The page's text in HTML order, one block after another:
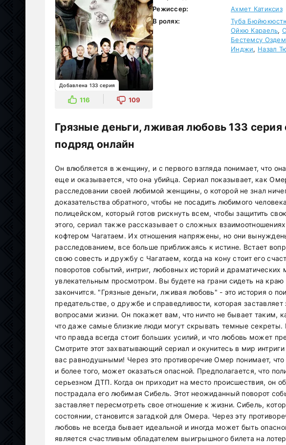
Добавлена 133 серия
116 109
Режиссер:
Ахмет Катиксиз
В ролях:
Туба
Ойкю Караель,
Бестемсу
Инджи, Назал
Грязные деньги, лживая любовь 133 серия
подряд онлайн
Он влюбляется в женщину, и с первого взгляда понимает, что
еще и оказывается, что она убийца. Сериал показывает, как
расследовании своей любимой женщины, о которой не знал
доказательства обратного, чтобы не посадить любимого
полицейском, который готов рискнуть всем, чтобы защитить
этого, сериал также рассказывает о сложных
кофтером Чагатаем. Их отношения напряжены, но они
расследованием, все больше приближаясь к истине. Встает
свою совесть и дружбу с Чагатаем, когда на кону стоит его
поворотов событий, интриг, любовных историй и драматических
увлекательным просмотром. Вы будете на грани сидеть на
закончится. "Грязные деньги, лживая любовь" - это история о
предательстве, о дружбе и справедливости, которая
вопросами жизни. Он покажет вам, что ничто не бывает таким,
что даже самые близкие люди могут скрывать темные секреты.
что правда всегда стоит больших усилий, и что любовь может
Смотрите этот захватывающий сериал и окунитесь в мир
вас равнодушными! Через это противоречие Омер понимает,
и более того, может оказаться опасной. Предполагается, что
серьезном ДТП. Когда он приходит на место происшествия, он
пострадала его любимая Сибель. Этот неожиданный поворот
заставляет пересмотреть свое отношение к жизни. Сибель,
состоянии, становится загадкой для Омера. Через эту
любовь не всегда бывает идеальной и иногда может быть
является счастливым обладателем выигрышного билета на